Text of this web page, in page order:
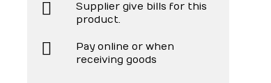
Supplier give bills for this
product.
Pay online or when
receiving goods